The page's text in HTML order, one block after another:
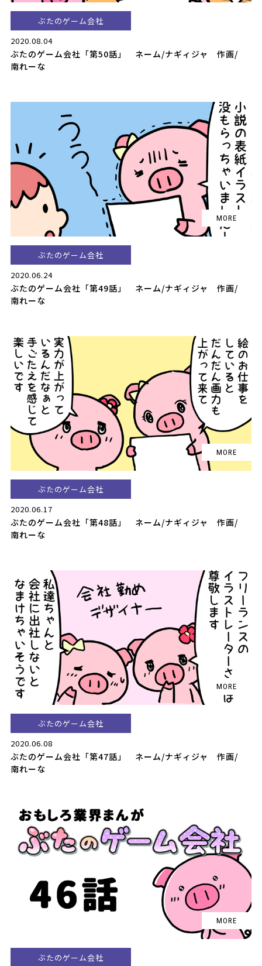
ぶたのゲーム会社
2020.08.04
ぶたのゲーム会社「第50話」 ネーム/ナギィジャ 作画/
南れーな
ぶたのゲーム会社
2020.06.24
ぶたのゲーム会社「第49話」 ネーム/ナギィジャ 作画/
南れーな
ぶたのゲーム会社
2020.06.17
ぶたのゲーム会社「第48話」 ネーム/ナギィジャ 作画/
南れーな
ぶたのゲーム会社
2020.06.08
ぶたのゲーム会社「第47話」 ネーム/ナギィジャ 作画/
南れーな
ぶたのゲーム会社